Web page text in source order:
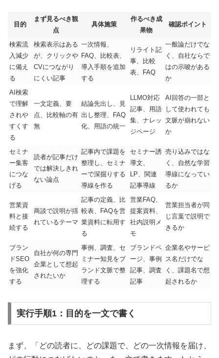
目的
まず見るべき観
点
具体施策
作るべき成
果物
確認ポイント
検索流
入減少
に備え
る
検索表示はある
が、クリックや
CVにつながり
にくい記事
一次情報、
FAQ、比較表、
導入手順を追加
する
リライト記
事、比較
表、FAQ
一般論だけでな
く、自社ならで
はの示唆がある
か
AI検索
で理解
されや
すくす
る
一文定義、要
点、比較軸の有
無
結論先出し、見
出し整理、FAQ
化、用語の統一
LLMO対応
記事、用語
集、ナレッ
ジページ
AI回答の一部と
して使われても
文脈が崩れない
か
セミナ
ー集客
につな
げる
読者が記事だけ
では解決しきれ
ない論点
記事内で課題を
整理し、セミナ
ーで深掘りする
導線を作る
セミナー誘
導文、
LP、関連
記事導線
売り込みではな
く、自然な学習
導線になってい
るか
営業資
料と接
続する
商談で説明が揺
れているテーマ
記事の定義、比
較表、FAQを営
業資料に転用す
る
営業FAQ、
提案資料、
社内説明メ
モ
営業担当者が同
じ言葉で説明で
きるか
ブラン
ドSEO
を強化
する
自社が何の専門
企業として想起
されたいか
事例、調査、セ
ミナー知見をブ
ランド文脈で整
理する
ブランドペ
ージ、事例
記事、調査
記事
企業名やサービ
ス名だけでな
く、課題名で想
起されるか
実行手順1：目的を一文で書く
まず、「どの読者に、どの課題で、どの一次情報を届け、